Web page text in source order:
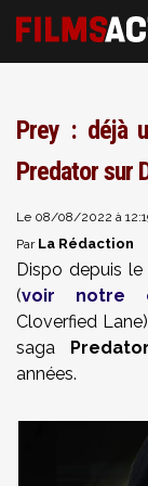
Prey : déjà
Predator sur
Le 08/08/2022 à
Par La Rédaction
Dispo depuis
(voir notre
Cloverfied
saga Predator
années.